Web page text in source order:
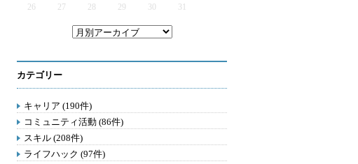
26 27 28 29 30 31
カテゴリー
キャリア (190件)
コミュニティ活動 (86件)
スキル (208件)
ライフハック (97件)